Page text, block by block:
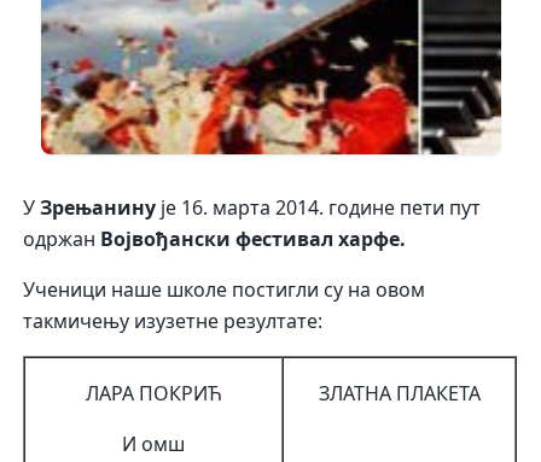
УЗрењанину је 16. марта 2014. године пети пут
одржан Војвођански фестивал харфе.
Ученици наше школе постигли су на овом
такмичењу изузетне резултате:
ЛАРА ПОКРИЋ
И омш
ЗЛАТНА ПЛАКЕТА